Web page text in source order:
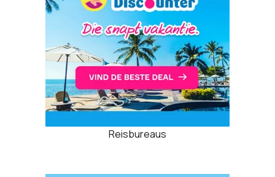
Reisbureaus